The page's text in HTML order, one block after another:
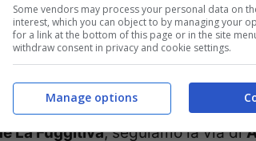
Maggiore, La Fuggitiva ci
tra le vie e le piazze della città.
La Fuggitiva, seguiamo la via di
Some vendors may process your personal data on
interest, which you can object to by managing your
for a link at the bottom of this page or in the site
withdraw consent in privacy and cookie settings.
Manage options